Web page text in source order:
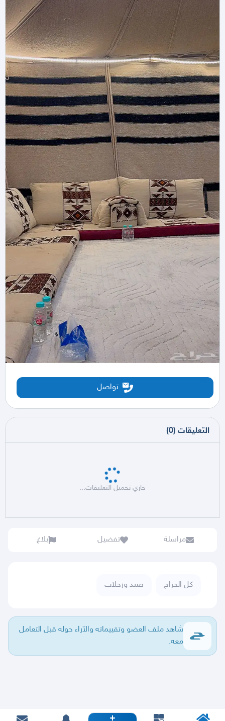
تواصل
التعليقات (
0
)
جاري تحميل التعليقات...
مراسلة تفضيل بلاغ
كل الحراج صيد ورحلات
شاهد ملف العضو وتقييماته والآراء حوله قبل التعامل
معه.